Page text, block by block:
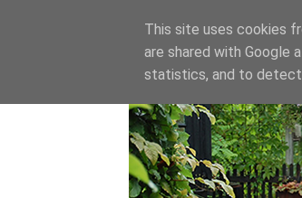
This site uses cookies
are shared with Google
statistics, and to detect